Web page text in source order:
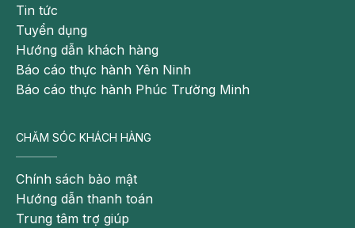
Tin tức
Tuyển dụng
Hướng dẫn khách hàng
Báo cáo thực hành Yên Ninh
Báo cáo thực hành Phúc Trường Minh
CHĂM SÓC KHÁCH HÀNG
Chính sách bảo mật
Hướng dẫn thanh toán
Trung tâm trợ giúp